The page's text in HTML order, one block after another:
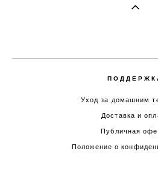
Уход за домашним
Доставка и
Публичная
Положение о